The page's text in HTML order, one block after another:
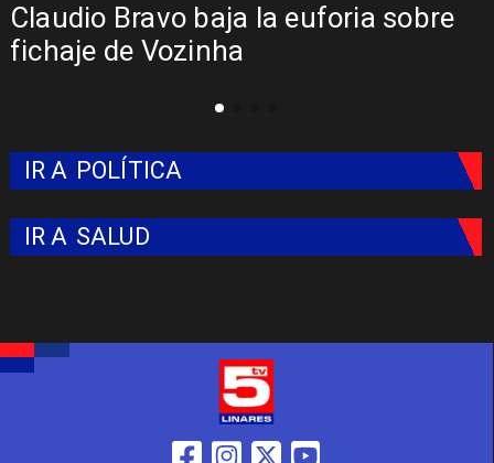
Presentación de Vozinha en Colo
Colo: Fecha, Estadio y Contrato
IR A POLÍTICA
IR A SALUD